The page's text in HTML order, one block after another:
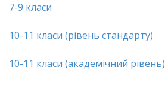
7-9 класи
10-11 класи (рівень стандарту)
10-11 класи (академічний рівень)